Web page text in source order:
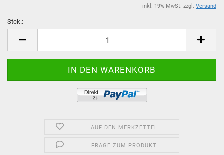
inkl. 19% MwSt. zzgl. Versand
Stck.:
AUF DEN MERKZETTEL
FRAGE ZUM PRODUKT